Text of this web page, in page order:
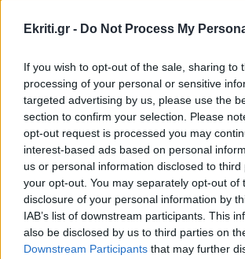
Ekriti.gr - Do Not Process My
If you wish to opt-out of the sale, sharing to
processing of your personal or sensitive
targeted advertising by us, please use the
section to confirm your selection. Please
opt-out request is processed you may
interest-based ads based on personal
us or personal information disclosed to
your opt-out. You may separately opt-out of
disclosure of your personal information by
IAB’s list of downstream participants. This
also be disclosed by us to third parties on
Downstream Participants that may further
την «αληθινή καταστροφή» και
του για την προστασία του
Οι χειμερινές μεγάλες πυρκαγιές είναι
στην Καλιφόρνια. Η βάση δεδομένων για
καταστροφές του πανεπιστημίου της
συμπεριλαμβάνει παρά μόλις δύο από
«Thomas Fire» το 2017 (κατέκαψε 1.102
χιλιόμετρα) και την «Gavilan Fire» το
εκτεταμένη (23 τετραγωνικά
προκάλεσε μαζική εσπευσμένη
και τραυματισμούς.